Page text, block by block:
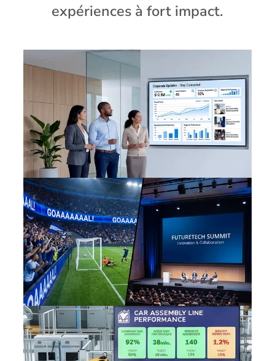
expériences à fort impact.
Entreprises
Grands lieux événementiels